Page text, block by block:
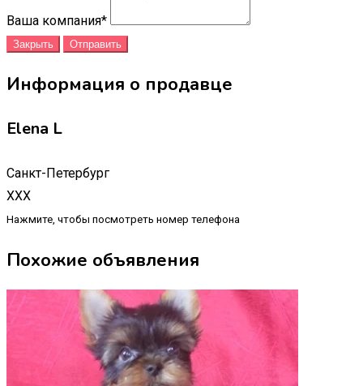
Ваша компания*
Закрыть Отправить
Информация о продавце
Elena L
Санкт-Петербург
XXX
Нажмите, чтобы посмотреть номер телефона
Похожие объявления